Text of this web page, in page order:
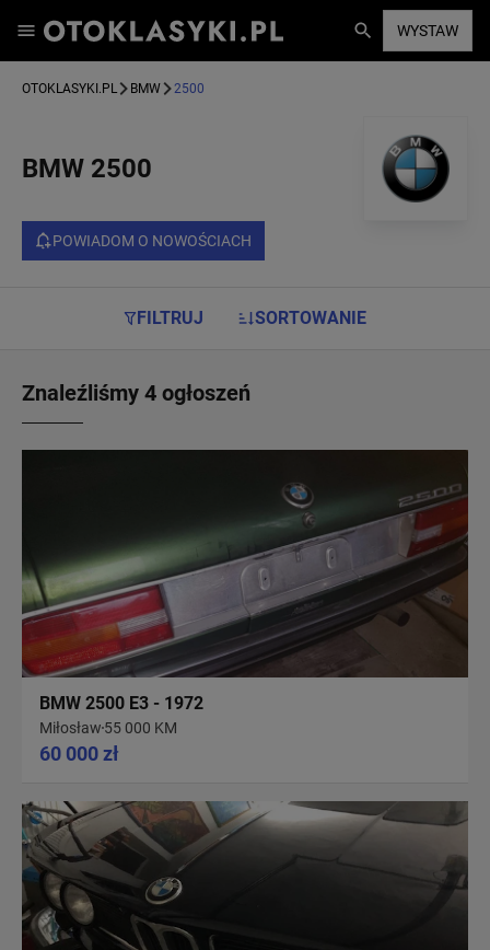
WYSTAW
OTOKLASYKI.PL BMW 2500
BMW 2500
POWIADOM O NOWOŚCIACH
FILTRUJ SORTOWANIE
Znaleźliśmy 4 ogłoszeń
BMW 2500 E3 - 1972
Miłosław 55 000 KM
60 000 zł